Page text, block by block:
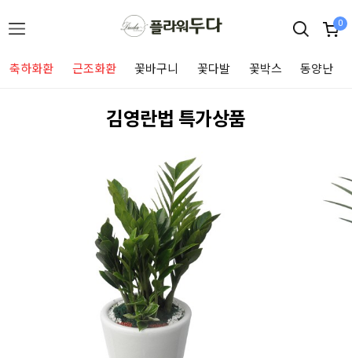
0
축하화환 근조화환 꽃바구니 꽃다발 꽃박스 동양난
김영란법 특가상품